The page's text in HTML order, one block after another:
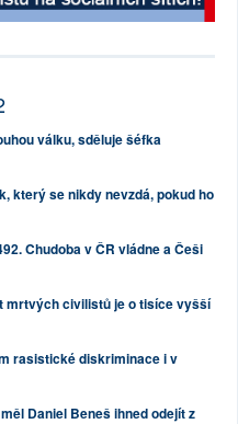
válku, sděluje šéfka
který se nikdy nevzdá, pokud ho
Chudoba v ČR vládne a Češi
mrtvých civilistů je o tisíce vyšší
rasistické diskriminace i v
Daniel Beneš ihned odejít z